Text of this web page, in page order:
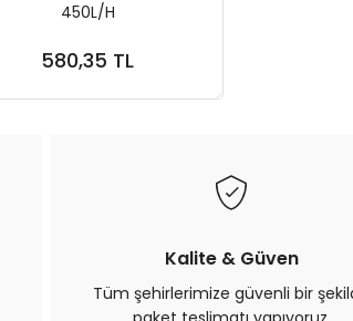
450L/H
580,35 TL
Sepete Ekle
Kalite & Güven
Tüm şehirlerimize güvenli bir